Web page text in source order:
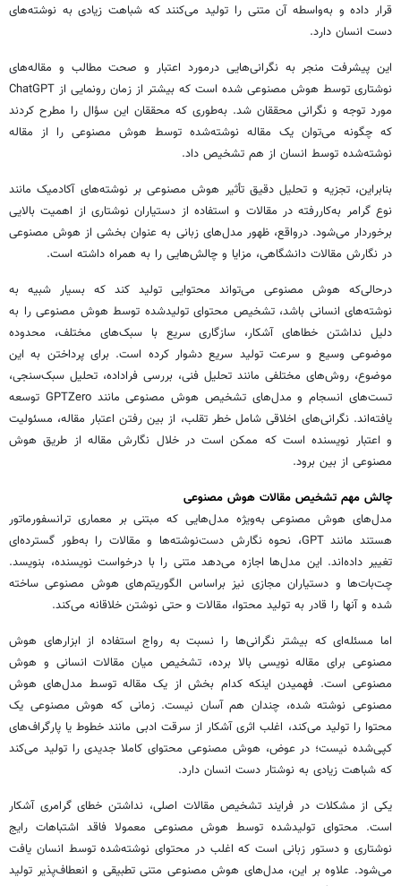
قرار داده و به‌واسطه آن متنی را تولید می‌کنند که شباهت زیادی به نوشته‌های
دست انسان دارد.
این پیشرفت منجر به نگرانی‌هایی درمورد اعتبار و صحت مطالب و مقاله‌های
نوشتاری توسط هوش مصنوعی شده است که بیشتر از زمان رونمایی از ChatGPT
مورد توجه و نگرانی محققان شد. به‌طوری که محققان این سؤال را مطرح کردند
که چگونه می‌توان یک مقاله نوشته‌شده توسط هوش مصنوعی را از مقاله
نوشته‌شده توسط انسان از هم تشخیص داد.
بنابراین، تجزیه و تحلیل دقیق تأثیر هوش مصنوعی بر نوشته‌های آکادمیک مانند
نوع گرامر به‌کاررفته در مقالات و استفاده از دستیاران نوشتاری از اهمیت بالایی
برخوردار می‌شود. درواقع، ظهور مدل‌های زبانی به عنوان بخشی از هوش مصنوعی
در نگارش مقالات دانشگاهی، مزایا و چالش‌هایی را به همراه داشته است.
درحالی‌که هوش مصنوعی می‌تواند محتوایی تولید کند که بسیار شبیه به
نوشته‌های انسانی باشد، تشخیص محتوای تولیدشده توسط هوش مصنوعی را به
دلیل نداشتن خطاهای آشکار، سازگاری سریع با سبک‌های مختلف، محدوده
موضوعی وسیع و سرعت تولید سریع دشوار کرده است. برای پرداختن به این
موضوع، روش‌های مختلفی مانند تحلیل فنی، بررسی فراداده، تحلیل سبک‌سنجی،
تست‌های انسجام و مدل‌های تشخیص هوش مصنوعی مانند GPTZero توسعه
یافته‌اند. نگرانی‌های اخلاقی شامل خطر تقلب، از بین رفتن اعتبار مقاله، مسئولیت
و اعتبار نویسنده است که ممکن است در خلال نگارش مقاله از طریق هوش
مصنوعی از بین برود.
چالش مهم تشخیص مقالات هوش مصنوعی
مدل‌های هوش مصنوعی به‌ویژه مدل‌هایی که مبتنی بر معماری ترانسفورماتور
هستند مانند GPT، نحوه نگارش دست‌نوشته‌ها و مقالات را به‌طور گسترده‌ای
تغییر داده‌اند. این مدل‌ها اجازه می‌دهد متنی را با درخواست نویسنده، بنویسد.
چت‌بات‌ها و دستیاران مجازی نیز براساس الگوریتم‌های هوش مصنوعی ساخته
شده و آنها را قادر به تولید محتوا، مقالات و حتی نوشتن خلاقانه می‌کند.
اما مسئله‌ای که بیشتر نگرانی‌ها را نسبت به رواج استفاده از ابزارهای هوش
مصنوعی برای مقاله نویسی بالا برده، تشخیص میان مقالات انسانی و هوش
مصنوعی است. فهمیدن اینکه کدام بخش از یک مقاله توسط مدل‌های هوش
مصنوعی نوشته شده، چندان هم آسان نیست. زمانی که هوش مصنوعی یک
محتوا را تولید می‌کند، اغلب اثری آشکار از سرقت ادبی مانند خطوط یا پارگراف‌های
کپی‌شده نیست؛ در عوض، هوش مصنوعی محتوای کاملا جدیدی را تولید می‌کند
که شباهت زیادی به نوشتار دست انسان دارد.
یکی از مشکلات در فرایند تشخیص مقالات اصلی، نداشتن خطای گرامری آشکار
است. محتوای تولیدشده توسط هوش مصنوعی معمولا فاقد اشتباهات رایج
نوشتاری و دستور زبانی است که اغلب در محتوای نوشته‌شده توسط انسان یافت
می‌شود. علاوه بر این، مدل‌های هوش مصنوعی متنی تطبیقی و انعطاف‌پذیر تولید